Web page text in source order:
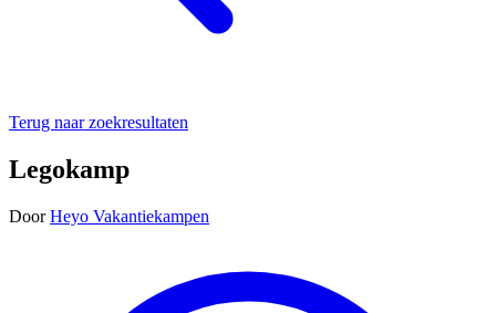
Terug naar zoekresultaten
Legokamp
Door Heyo Vakantiekampen